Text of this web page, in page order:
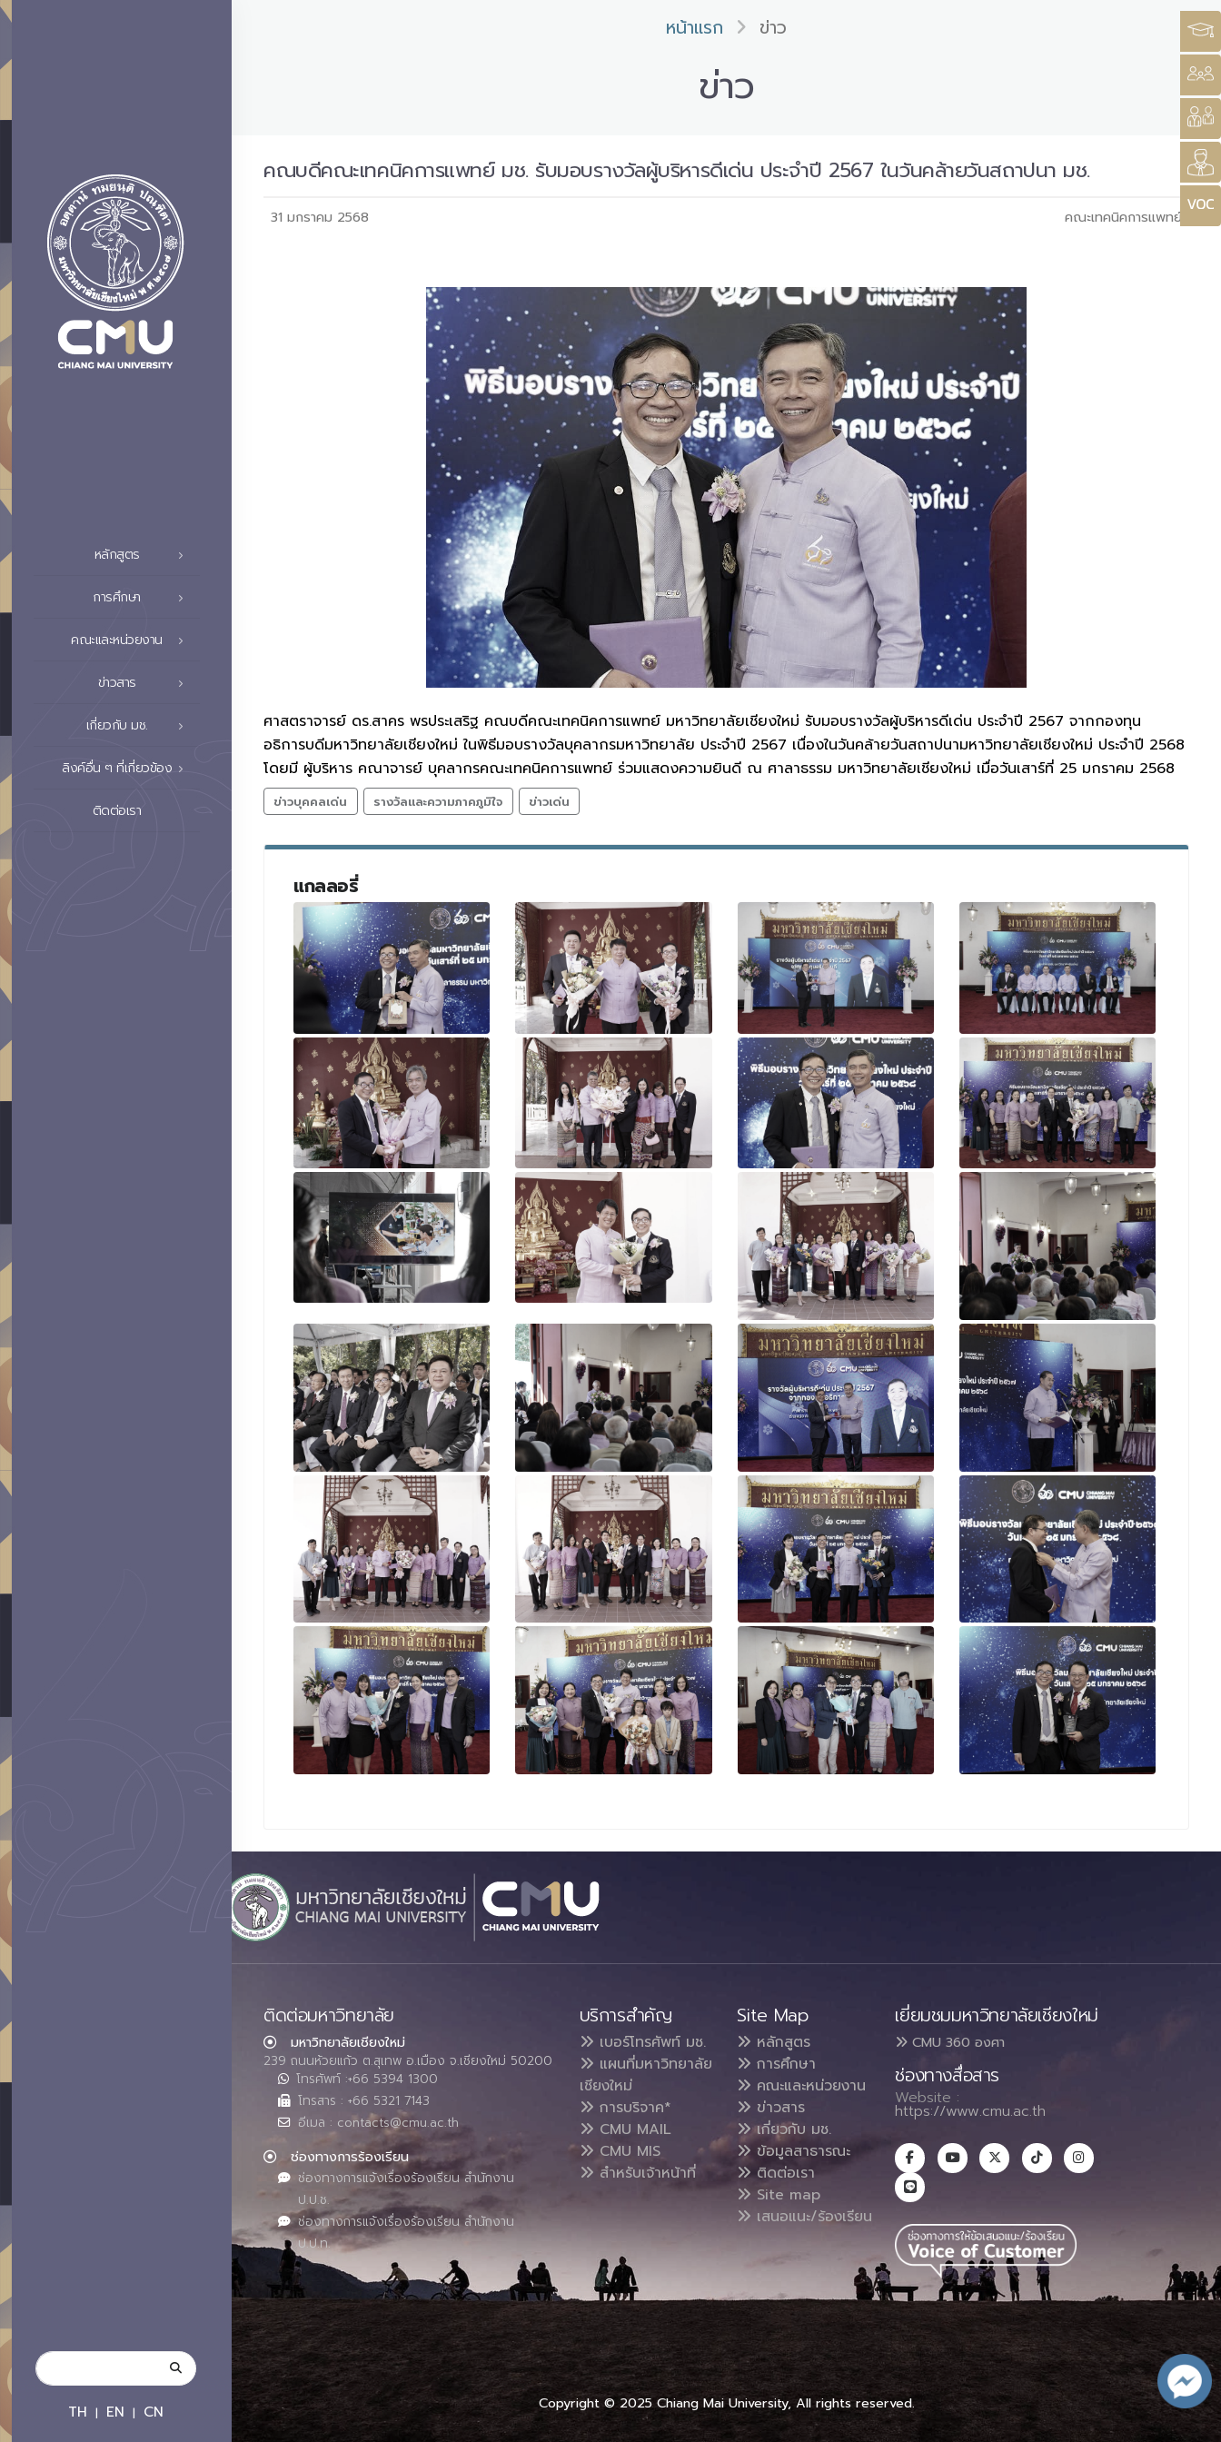
หลักสูตร
การศึกษา
คณะและหน่วยงาน
ข่าวสาร
เกี่ยวกับ มช.
ลิงค์อื่น ๆ ที่เกี่ยวข้อง
ติดต่อเรา
TH | EN | CN
หน้าแรก ข่าว
ข่าว
คณบดีคณะเทคนิคการแพทย์ มช. รับมอบรางวัลผู้บริหารดีเด่น ประจำปี 2567 ในวันคล้ายวันสถาปนา มช.
31 มกราคม 2568 คณะเทคนิคการแพทย์
ศาสตราจารย์ ดร.สาคร พรประเสริฐ คณบดีคณะเทคนิคการแพทย์ มหาวิทยาลัยเชียงใหม่ รับมอบรางวัลผู้บริหารดีเด่น ประจำปี 2567 จากกองทุน
อธิการบดีมหาวิทยาลัยเชียงใหม่ ในพิธีมอบรางวัลบุคลากรมหาวิทยาลัย ประจำปี 2567 เนื่องในวันคล้ายวันสถาปนามหาวิทยาลัยเชียงใหม่ ประจำปี 2568
โดยมี ผู้บริหาร คณาจารย์ บุคลากรคณะเทคนิคการแพทย์ ร่วมแสดงความยินดี ณ ศาลาธรรม มหาวิทยาลัยเชียงใหม่ เมื่อวันเสาร์ที่ 25 มกราคม 2568
ข่าวบุคคลเด่น รางวัลและความภาคภูมิใจ ข่าวเด่น
แกลลอรี่
ติดต่อมหาวิทยาลัย
มหาวิทยาลัยเชียงใหม่
239 ถนนห้วยแก้ว ต.สุเทพ อ.เมือง จ.เชียงใหม่ 50200
โทรศัพท์ :+66 5394 1300
โทรสาร : +66 5321 7143
อีเมล : contacts@cmu.ac.th
ช่องทางการร้องเรียน
ช่องทางการแจ้งเรื่องร้องเรียน สำนักงาน
ป.ป.ช.
ช่องทางการแจ้งเรื่องร้องเรียน สำนักงาน
ป.ป.ท.
บริการสำคัญ
เบอร์โทรศัพท์ มช.
แผนที่มหาวิทยาลัย
เชียงใหม่
การบริจาค*
CMU MAIL
CMU MIS
สำหรับเจ้าหน้าที่
Site Map
หลักสูตร
การศึกษา
คณะและหน่วยงาน
ข่าวสาร
เกี่ยวกับ มช.
ข้อมูลสาธารณะ
ติดต่อเรา
Site map
เสนอแนะ/ร้องเรียน
เยี่ยมชมมหาวิทยาลัยเชียงใหม่
CMU 360 องศา
ช่องทางสื่อสาร
Website :
https://www.cmu.ac.th
Copyright © 2025 Chiang Mai University, All rights reserved.